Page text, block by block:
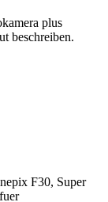
plus
beschreiben.
F30, Super